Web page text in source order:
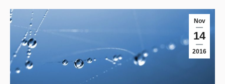
Nov
14
2016